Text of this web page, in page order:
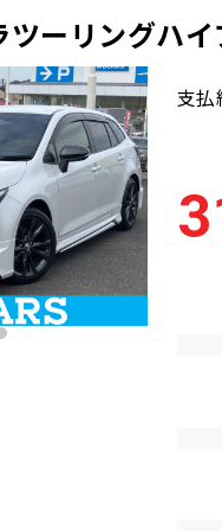
ツーリングハ
支払